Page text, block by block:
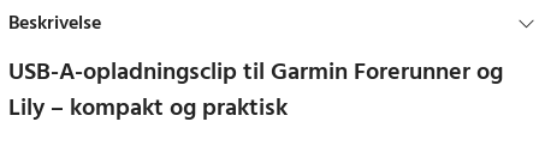
Beskrivelse
USB-A-opladningsclip til Garmin Forerunner og
Lily – kompakt og praktisk